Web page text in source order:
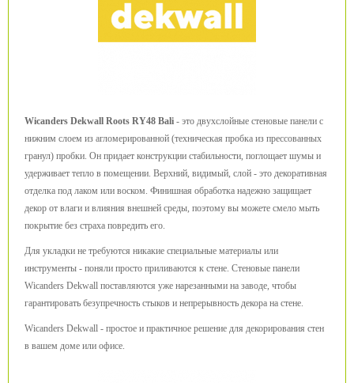
Wicanders Dekwall Roots RY48 Bali - это двухслойные стеновые панели с
нижним слоем из агломерированной (техническая пробка из прессованных
гранул) пробки. Он придает конструкции стабильности, поглощает шумы и
удерживает тепло в помещении. Верхний, видимый, слой - это декоративная
отделка под лаком или воском. Финишная обработка надежно защищает
декор от влаги и влияния внешней среды, поэтому вы можете смело мыть
покрытие без страха повредить его.
Для укладки не требуются никакие специальные материалы или
инструменты - поняли просто приливаются к стене. Стеновые панели
Wicanders Dekwall поставляются уже нарезанными на заводе, чтобы
гарантировать безупречность стыков и непрерывность декора на стене.
Wicanders Dekwall - простое и практичное решение для декорирования стен
в вашем доме или офисе.